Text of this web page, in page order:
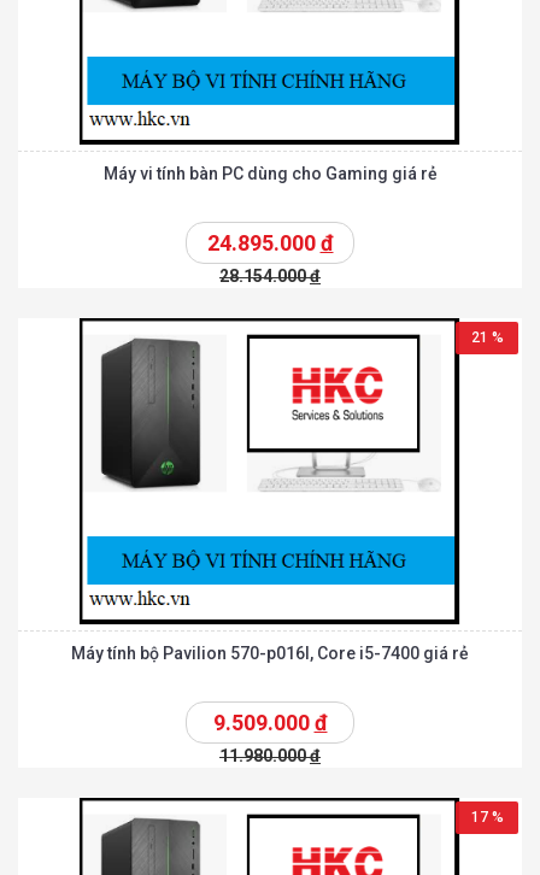
Máy vi tính bàn PC dùng cho Gaming giá rẻ
24.895.000đ
28.154.000đ
21 %
Máy tính bộ Pavilion 570-p016l, Core i5-7400 giá rẻ
9.509.000đ
11.980.000đ
17 %